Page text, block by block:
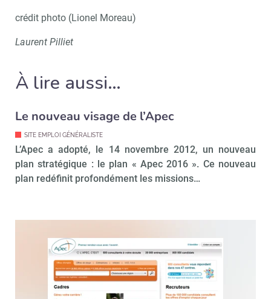
crédit photo (Lionel Moreau)
Laurent Pilliet
À lire aussi…
Le nouveau visage de l’Apec
SITE EMPLOI GÉNÉRALISTE
L’Apec a adopté, le 14 novembre 2012, un nouveau
plan stratégique : le plan « Apec 2016 ». Ce nouveau
plan redéfinit profondément les missions…